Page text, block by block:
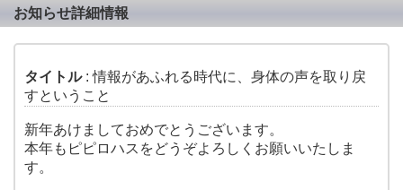
お知らせ詳細情報
タイトル: 情報があふれる時代に、身体の声を取り戻
すということ
新年あけましておめでとうございます。
本年もピピロハスをどうぞよろしくお願いいたしま
す。